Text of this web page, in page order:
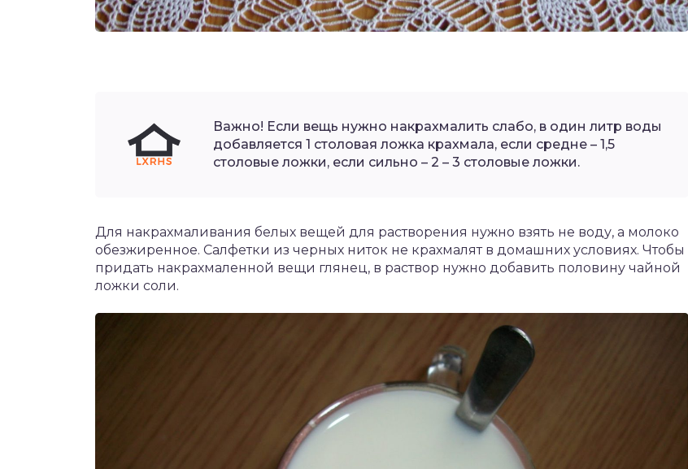
Важно! Если вещь нужно накрахмалить слабо, в один литр воды
добавляется 1 столовая ложка крахмала, если средне – 1,5
столовые ложки, если сильно – 2 – 3 столовые ложки.
Для накрахмаливания белых вещей для растворения нужно взять не воду, а молоко
обезжиренное. Салфетки из черных ниток не крахмалят в домашних условиях. Чтобы
придать накрахмаленной вещи глянец, в раствор нужно добавить половину чайной
ложки соли.